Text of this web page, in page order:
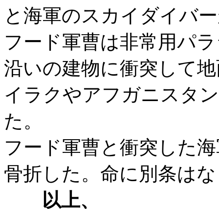
と海軍のスカイダイバ
フード軍曹は非常用パ
沿いの建物に衝突して
イラクやアフガニスタ
た。
フード軍曹と衝突した
骨折した。命に別条は
以上、